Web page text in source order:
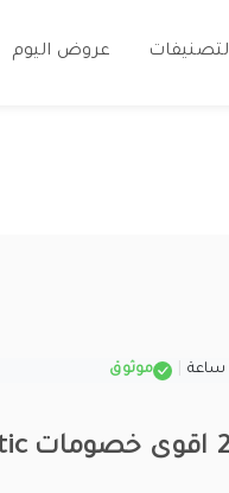
عروض اليوم
موثوق